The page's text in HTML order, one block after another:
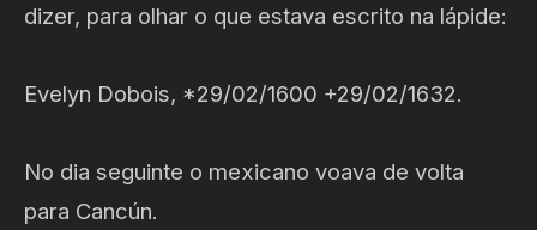
dizer, para olhar o que estava escrito na lápide:
Evelyn Dobois, *29/02/1600 +29/02/1632.
No dia seguinte o mexicano voava de volta
para Cancún.